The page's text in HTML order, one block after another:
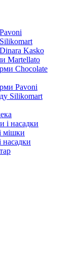
Kasko
Martellato
Chocolate
Pavoni
Silikomart
і насадки
мішки
насадки